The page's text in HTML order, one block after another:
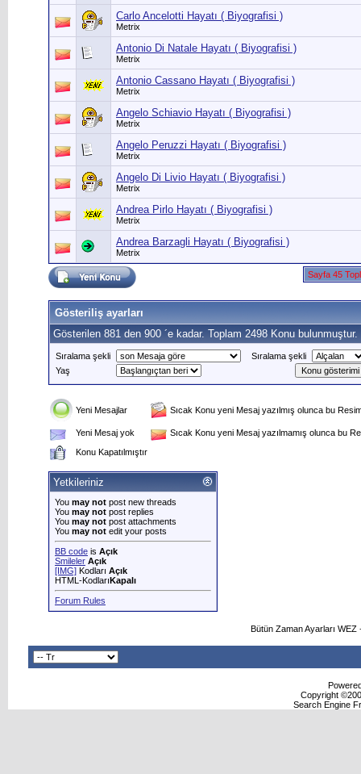
Carlo Ancelotti Hayatı ( Biyografisi )
Metrix
Antonio Di Natale Hayatı ( Biyografisi )
Metrix
Antonio Cassano Hayatı ( Biyografisi )
Metrix
Angelo Schiavio Hayatı ( Biyografisi )
Metrix
Angelo Peruzzi Hayatı ( Biyografisi )
Metrix
Angelo Di Livio Hayatı ( Biyografisi )
Metrix
Andrea Pirlo Hayatı ( Biyografisi )
Metrix
Andrea Barzagli Hayatı ( Biyografisi )
Metrix
Sayfa 45
Gösteriliş ayarları
Gösterilen 881 den 900 ´e kadar. Toplam 2498 Konu bulunmuştur.
Sıralama şekli
Sıralama şekli
Yaş
Yeni Mesajlar Sıcak Konu yeni Mesaj yazılmış olunca bu
Yeni Mesaj yok
Sıcak Konu yeni Mesaj yazılmamış olunca bu
Konu Kapatılmıştır
Yetkileriniz
You may not post new threads
You may not post replies
You may not post attachments
You may not edit your posts
BB code is Açık
Smileler Açık
[IMG] Kodları Açık
HTML-KodlarıKapalı
Forum Rules
Bütün Zaman Ayarları
Copyright
Search Engine